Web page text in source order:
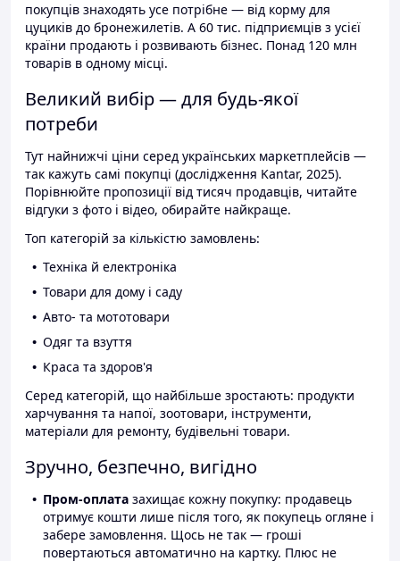
покупців знаходять усе потрібне — від корму для
цуциків до бронежилетів. А 60 тис. підприємців з усієї
країни продають і розвивають бізнес. Понад 120 млн
товарів в одному місці.
Великий вибір — для будь-якої
потреби
Тут найнижчі ціни серед українських маркетплейсів —
так кажуть самі покупці (дослідження Kantar, 2025).
Порівнюйте пропозиції від тисяч продавців, читайте
відгуки з фото і відео, обирайте найкраще.
Топ категорій за кількістю замовлень:
Техніка й електроніка
Товари для дому і саду
Авто- та мототовари
Одяг та взуття
Краса та здоров'я
Серед категорій, що найбільше зростають: продукти
харчування та напої, зоотовари, інструменти,
матеріали для ремонту, будівельні товари.
Зручно, безпечно, вигідно
Пром-оплата захищає кожну покупку: продавець
отримує кошти лише після того, як покупець огляне і
забере замовлення. Щось не так — гроші
повертаються автоматично на картку. Плюс не